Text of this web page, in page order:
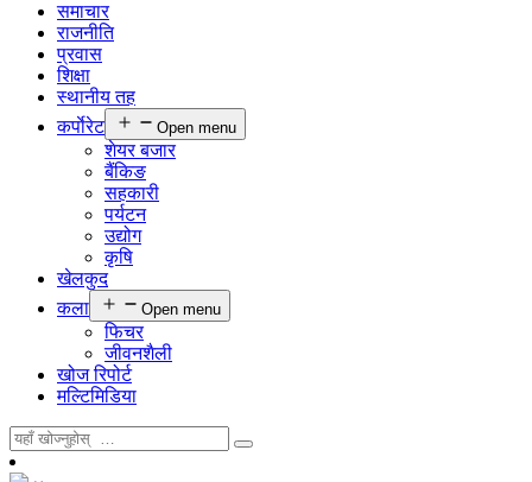
समाचार
राजनीति
प्रवास
शिक्षा
स्थानीय तह
कर्पाेरेट
Open menu
शेयर बजार
बैंकिङ
सहकारी
पर्यटन
उद्योग
कृषि
खेलकुद
कला
Open menu
फिचर
जीवनशैली
खोज रिपोर्ट
मल्टिमिडिया